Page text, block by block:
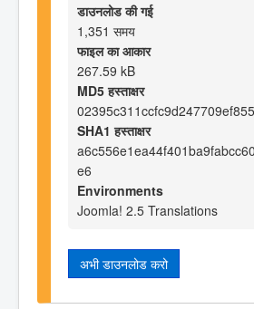
डाउनलोड की गई
1,351 समय
फाइल का आकार
267.59 kB
MD5 हस्ताक्षर
SHA1 हस्ताक्षर
e6
Environments
Joomla! 2.5 Translations
अभी डाउनलोड करो